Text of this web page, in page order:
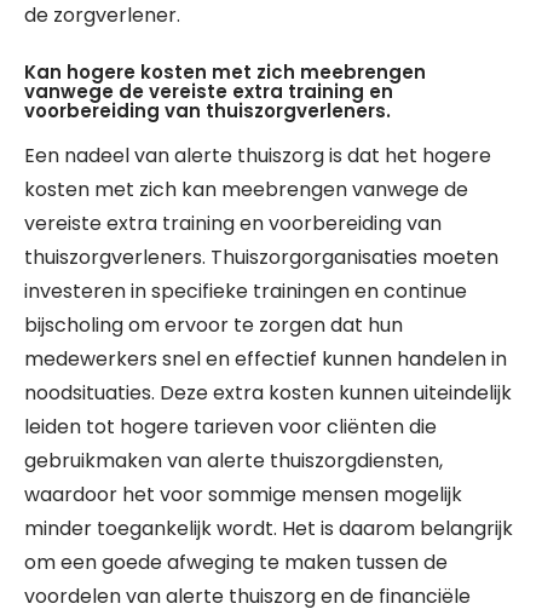
de zorgverlener.
Kan hogere kosten met zich meebrengen
vanwege de vereiste extra training en
voorbereiding van thuiszorgverleners.
Een nadeel van alerte thuiszorg is dat het hogere
kosten met zich kan meebrengen vanwege de
vereiste extra training en voorbereiding van
thuiszorgverleners. Thuiszorgorganisaties moeten
investeren in specifieke trainingen en continue
bijscholing om ervoor te zorgen dat hun
medewerkers snel en effectief kunnen handelen in
noodsituaties. Deze extra kosten kunnen uiteindelijk
leiden tot hogere tarieven voor cliënten die
gebruikmaken van alerte thuiszorgdiensten,
waardoor het voor sommige mensen mogelijk
minder toegankelijk wordt. Het is daarom belangrijk
om een goede afweging te maken tussen de
voordelen van alerte thuiszorg en de financiële